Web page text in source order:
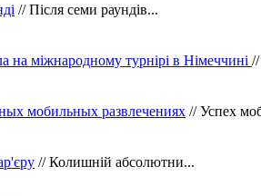
// Після семи раундів...
на міжнародному турнірі в Німеччині //
мобильных развлечениях // Успех
// Колишній абсолютни...